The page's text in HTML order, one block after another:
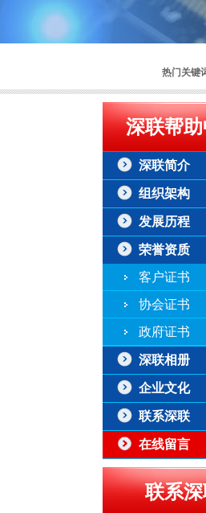
热门关键
深联帮
深联简介
组织架构
发展历程
荣誉资质
客户证书
协会证书
政府证书
深联相册
企业文化
联系深联
在线留言
联系